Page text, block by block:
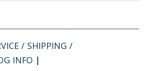
/ SHIPPING /
INFO |